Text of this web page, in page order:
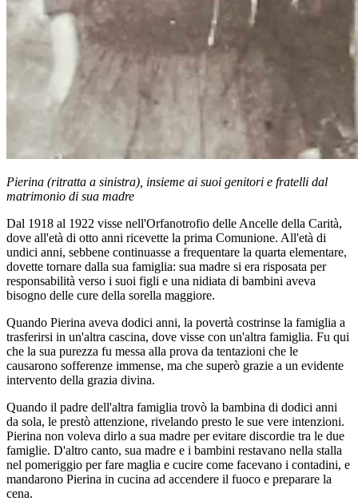
Pierina (ritratta a sinistra), insieme ai suoi genitori e fratelli dal
matrimonio di sua madre
Dal 1918 al 1922 visse nell'Orfanotrofio delle Ancelle della Carità,
dove all'età di otto anni ricevette la prima Comunione. All'età di
undici anni, sebbene continuasse a frequentare la quarta elementare,
dovette tornare dalla sua famiglia: sua madre si era risposata per
responsabilità verso i suoi figli e una nidiata di bambini aveva
bisogno delle cure della sorella maggiore.
Quando Pierina aveva dodici anni, la povertà costrinse la famiglia a
trasferirsi in un'altra cascina, dove visse con un'altra famiglia. Fu qui
che la sua purezza fu messa alla prova da tentazioni che le
causarono sofferenze immense, ma che superò grazie a un evidente
intervento della grazia divina.
Quando il padre dell'altra famiglia trovò la bambina di dodici anni
da sola, le prestò attenzione, rivelando presto le sue vere intenzioni.
Pierina non voleva dirlo a sua madre per evitare discordie tra le due
famiglie. D'altro canto, sua madre e i bambini restavano nella stalla
nel pomeriggio per fare maglia e cucire come facevano i contadini, e
mandarono Pierina in cucina ad accendere il fuoco e preparare la
cena.